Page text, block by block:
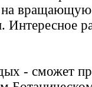
на
- сможет